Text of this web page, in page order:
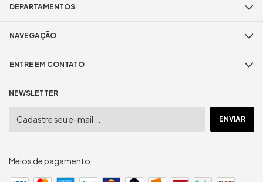
DEPARTAMENTOS
NAVEGAÇÃO
ENTRE EM CONTATO
NEWSLETTER
Meios de pagamento